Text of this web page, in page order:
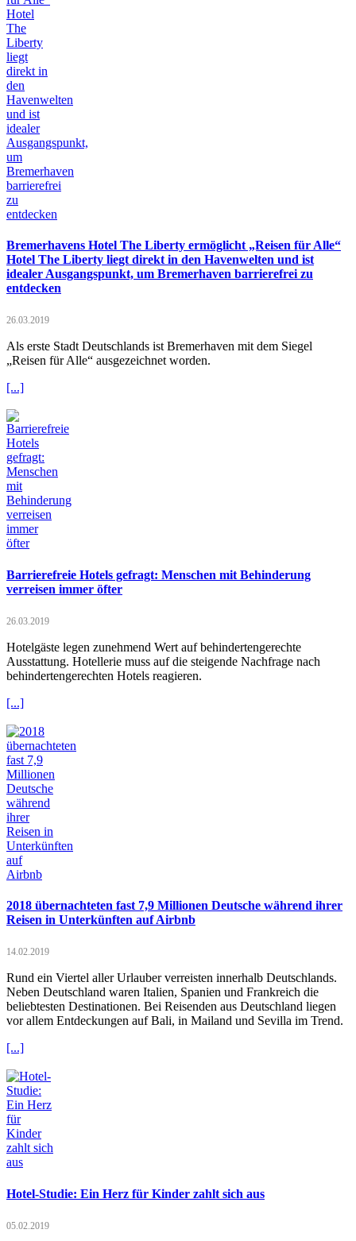
Bremerhavens Hotel The Liberty ermöglicht „Reisen für Alle“
Hotel The Liberty liegt direkt in den Havenwelten und ist
idealer Ausgangspunkt, um Bremerhaven barrierefrei zu
entdecken
26.03.2019
Als erste Stadt Deutschlands ist Bremerhaven mit dem Siegel
„Reisen für Alle“ ausgezeichnet worden.
[...]
Barrierefreie Hotels gefragt: Menschen mit Behinderung
verreisen immer öfter
26.03.2019
Hotelgäste legen zunehmend Wert auf behindertengerechte
Ausstattung. Hotellerie muss auf die steigende Nachfrage nach
behindertengerechten Hotels reagieren.
[...]
2018 übernachteten fast 7,9 Millionen Deutsche während ihrer
Reisen in Unterkünften auf Airbnb
14.02.2019
Rund ein Viertel aller Urlauber verreisten innerhalb Deutschlands.
Neben Deutschland waren Italien, Spanien und Frankreich die
beliebtesten Destinationen. Bei Reisenden aus Deutschland liegen
vor allem Entdeckungen auf Bali, in Mailand und Sevilla im Trend.
[...]
Hotel-Studie: Ein Herz für Kinder zahlt sich aus
05.02.2019